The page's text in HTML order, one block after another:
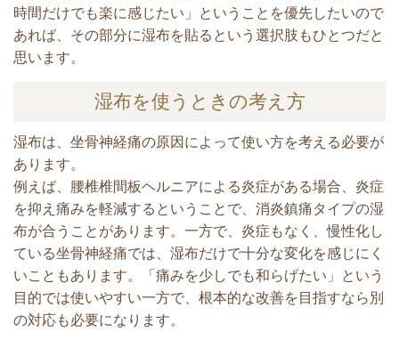
時間だけでも楽に感じたい」ということを優先したいので
あれば、その部分に湿布を貼るという選択肢もひとつだと
思います。
湿布を使うときの考え方
湿布は、坐骨神経痛の原因によって使い方を考える必要が
あります。
例えば、腰椎椎間板ヘルニアによる炎症がある場合、炎症
を抑え痛みを軽減するということで、消炎鎮痛タイプの湿
布が合うことがあります。 一方で、炎症もなく、慢性化し
ている坐骨神経痛では、湿布だけで十分な変化を感じにく
いこともあります。
「痛みを少しでも和らげたい」という
目的では使いやすい一方で、根本的な改善を目指すなら別
の対応も必要になります。